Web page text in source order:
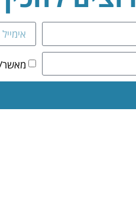
מאשר/